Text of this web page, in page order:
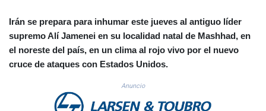
DKK 7.475264
DOP 67.26602
DZD 153.587771
EGP 57.609419
FJD 2.552261
Irán se prepara para inhumar este jueves al antiguo líder
supremo Alí Jamenei en su localidad natal de Mashhad, en
el noreste del país, en un clima al rojo vivo por el nuevo
cruce de ataques con Estados Unidos.
Anuncio